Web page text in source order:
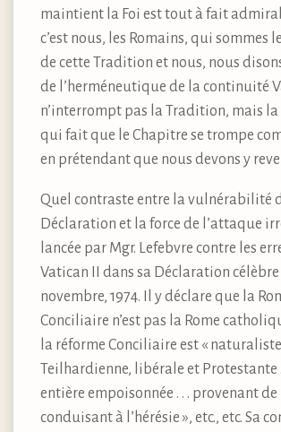
maintient la Foi est tout à fait
c’est nous, les Romains, qui sommes
de cette Tradition et nous, nous
de l’herméneutique de la continuité
n’interrompt pas la Tradition, mais la
qui fait que le Chapitre se trompe
en prétendant que nous devons y
Quel contraste entre la vulnérabilité
Déclaration et la force de l’attaque
lancée par Mgr. Lefebvre contre les
Vatican II dans sa Déclaration célèbre
novembre, 1974. Il y déclare que la
Conciliaire n’est pas la Rome
la réforme Conciliaire est «
Teilhardienne, libérale et Protestante
entière empoisonnée . . . provenant de
conduisant à l’hérésie », etc., etc. Sa